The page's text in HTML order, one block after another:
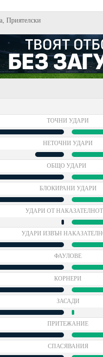
Приятелски
ТОЧНИ УДАРИ
НЕТОЧНИ УДАРИ
ОБЩО УДАРИ
БЛОКИРАНИ УДАРИ
УДАРИ ОТ
УДАРИ ИЗВЪН
ФАУЛОВЕ
КОРНЕРИ
ЗАСАДИ
ПРИТЕЖАНИЕ
СПАСЯВАНИЯ